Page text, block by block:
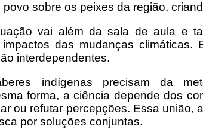
sobre os peixes da região,
vai além da sala de aula e
das mudanças climáticas.
interdependentes.
indígenas precisam da
forma, a ciência depende dos
ou refutar percepções. Essa união,
por soluções conjuntas.